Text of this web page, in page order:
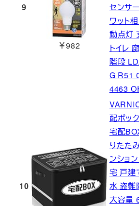
9
￥982
センサ
ワット
動点灯
トイレ
階段
G R51
4463
10
配ボッ
宅配
りたた
ンショ
宅 戸建
水 盗難
大容量